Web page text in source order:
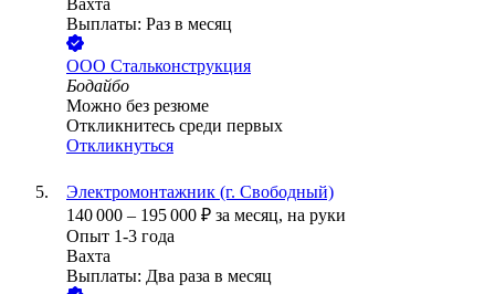
Вахта
Выплаты: Раз в месяц
ООО Стальконструкция
Бодайбо
Можно без резюме
Откликнитесь среди первых
Откликнуться
Электромонтажник (г. Свободный)
140 000 – 195 000 ₽ за месяц, на руки
Опыт 1-3 года
Вахта
Выплаты: Два раза в месяц